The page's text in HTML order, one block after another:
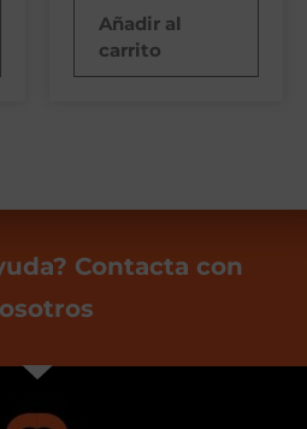
Añadir al
carrito
Contacta con